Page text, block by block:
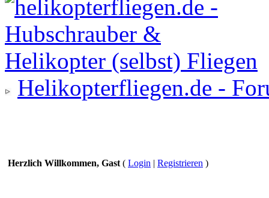
Helikopterfliegen.de -
Herzlich Willkommen, Gast ( Login | Registrieren )